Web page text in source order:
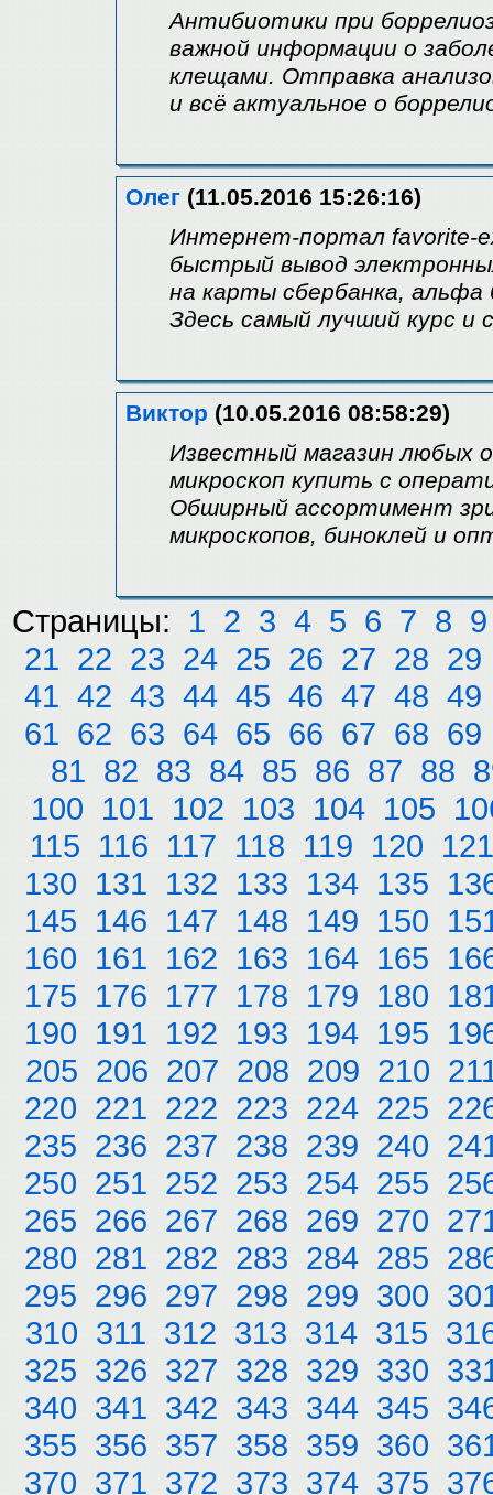
Антибиотики при
важной информации о
клещами. Отправка
и всё актуальное о
Олег (11.05.2016 15:26:16)
Интернет-портал favorite-
быстрый вывод
на карты сбербанка,
Здесь самый лучший курс и
Виктор (10.05.2016 08:58:29)
Известный магазин любых
микроскоп купить с
Обширный ассортимент
микроскопов, биноклей и
Страницы: 1 2 3 4 5 6 7 8 9
21 22 23 24 25 26 27 28 29
41 42 43 44 45 46 47 48 49
61 62 63 64 65 66 67 68 69
81 82 83 84 85 86 87 88
100 101 102 103 104 105
115 116 117 118 119 120 121
130 131 132 133 134 135
145 146 147 148 149 150
160 161 162 163 164 165
175 176 177 178 179 180
190 191 192 193 194 195
205 206 207 208 209 210
220 221 222 223 224 225
235 236 237 238 239 240
250 251 252 253 254 255
265 266 267 268 269 270
280 281 282 283 284 285
295 296 297 298 299 300
310 311 312 313 314 315
325 326 327 328 329 330
340 341 342 343 344 345
355 356 357 358 359 360
370 371 372 373 374 375